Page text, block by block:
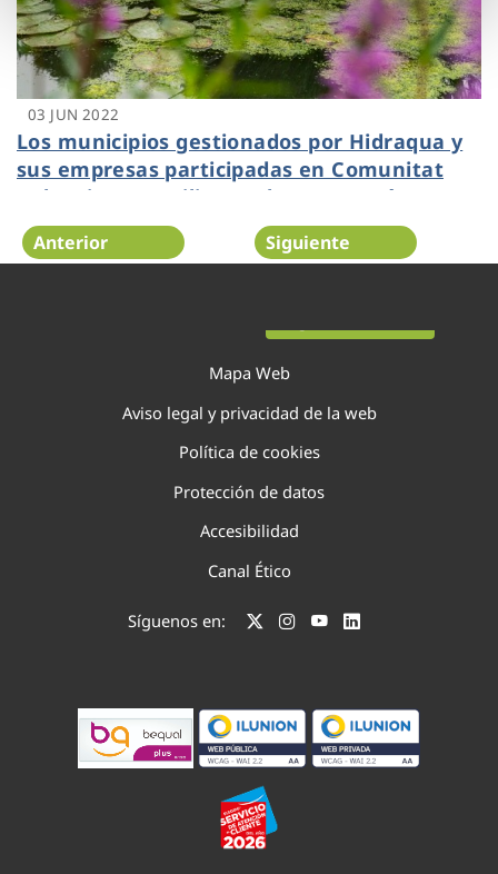
03 JUN 2022
Los municipios gestionados por Hidraqua y
sus empresas participadas en Comunitat
Valenciana reutilizan ocho veces más agua
que la media nacional
Anterior Siguiente
Mapa Web
Aviso legal y privacidad de la web
Política de cookies
Protección de datos
Accesibilidad
Canal Ético
Síguenos en: